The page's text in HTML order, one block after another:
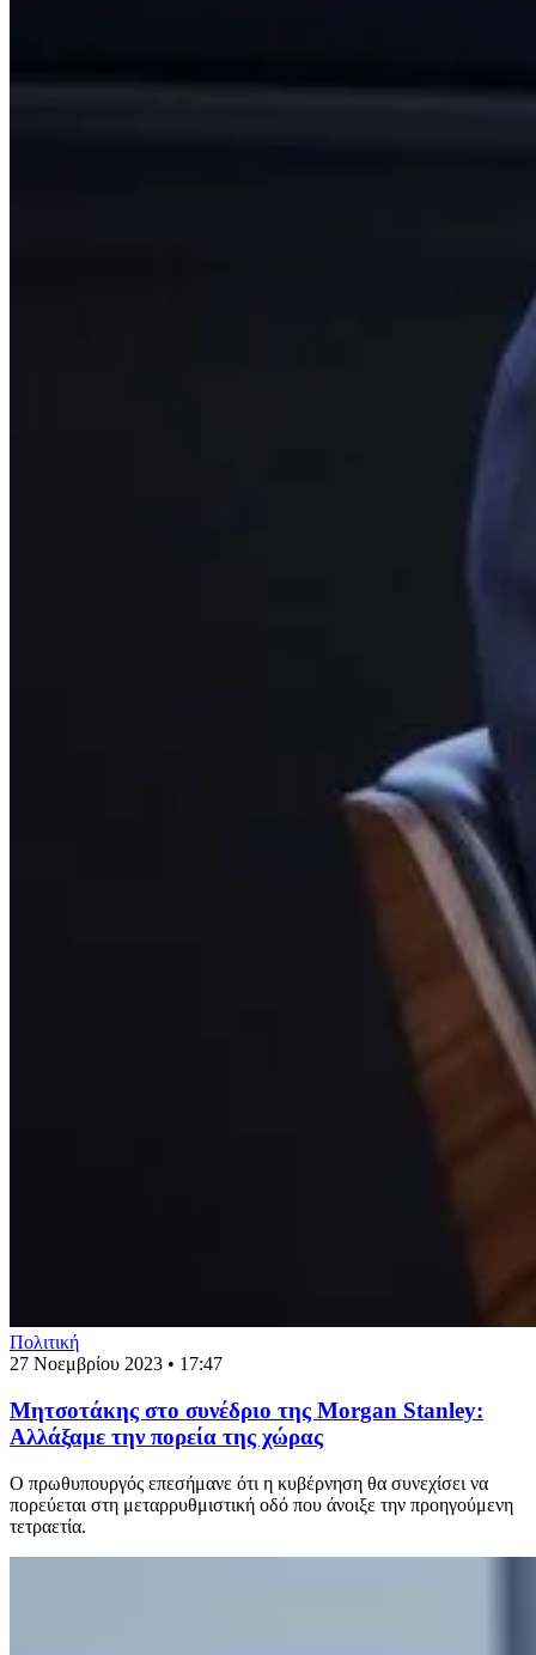
Πολιτική
27 Νοεμβρίου 2023 • 17:47
Μητσοτάκης στο συνέδριο της Morgan Stanley:
Αλλάξαμε την πορεία της χώρας
Ο πρωθυπουργός επεσήμανε ότι η κυβέρνηση θα συνεχίσει να
πορεύεται στη μεταρρυθμιστική οδό που άνοιξε την προηγούμενη
τετραετία.